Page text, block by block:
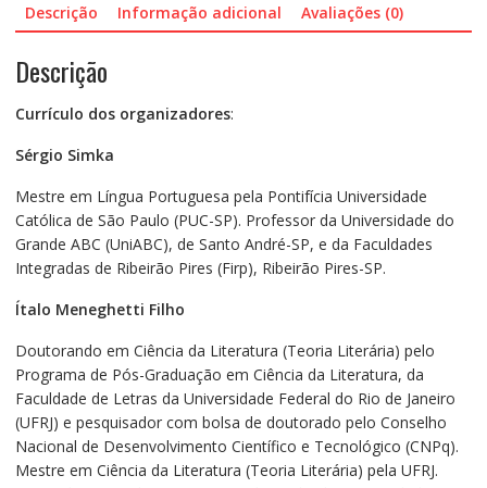
Um
interdisciplinar
o
e
a
dimensão
humana
quantidade
Descrição Informação adicional Avaliações (0)
Descrição
Currículo dos organizadores:
Sérgio Simka
Mestre em Língua Portuguesa pela Pontifícia Universidade
Católica de São Paulo (PUC-SP). Professor da Universidade do
Grande ABC (UniABC), de Santo André-SP, e da Faculdades
Integradas de Ribeirão Pires (Firp), Ribeirão Pires-SP.
Ítalo Meneghetti Filho
Doutorando em Ciência da Literatura (Teoria Literária) pelo
Programa de Pós-Graduação em Ciência da Literatura, da
Faculdade de Letras da Universidade Federal do Rio de Janeiro
(UFRJ) e pesquisador com bolsa de doutorado pelo Conselho
Nacional de Desenvolvimento Científico e Tecnológico (CNPq).
Mestre em Ciência da Literatura (Teoria Literária) pela UFRJ.